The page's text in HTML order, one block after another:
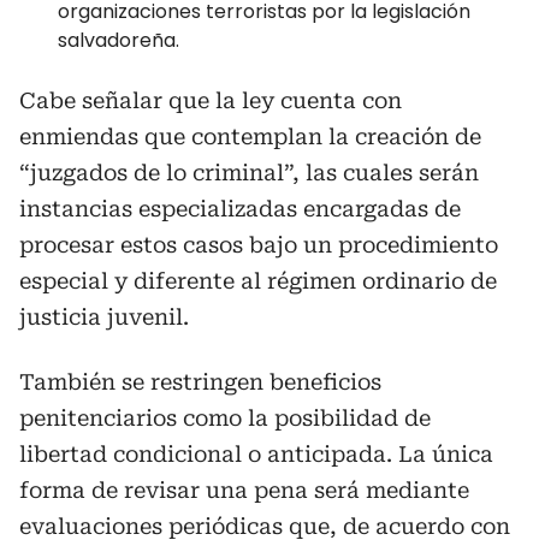
organizaciones terroristas por la legislación
salvadoreña.
Cabe señalar que la ley cuenta con
enmiendas que contemplan la creación de
“juzgados de lo criminal”, las cuales serán
instancias especializadas encargadas de
procesar estos casos bajo un procedimiento
especial y diferente al régimen ordinario de
justicia juvenil.
También se restringen beneficios
penitenciarios como la posibilidad de
libertad condicional o anticipada. La única
forma de revisar una pena será mediante
evaluaciones periódicas que, de acuerdo con